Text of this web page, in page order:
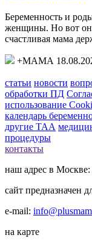
Беременность и
женщины. Но вот
счастливая мама
+МАМА
статьи новости
обработки ПД
использование
календарь
другие ТАА
процедуры
контакты
наш адрес в
сайт предназначен
e-mail:
на карте